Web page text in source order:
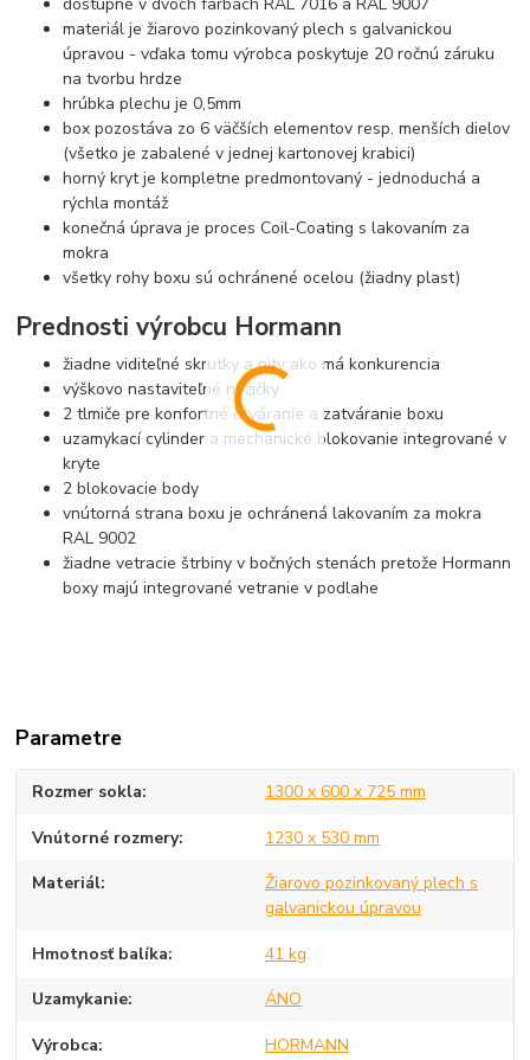
materiál je žiarovo pozinkovaný plech s galvanickou
úpravou - vďaka tomu výrobca poskytuje 20 ročnú záruku
na tvorbu hrdze
hrúbka plechu je 0,5mm
box pozostáva zo 6 väčších elementov resp. menších dielov
(všetko je zabalené v jednej kartonovej krabici)
horný kryt je kompletne predmontovaný - jednoduchá a
rýchla montáž
konečná úprava je proces Coil-Coating s lakovaním za
mokra
všetky rohy boxu sú ochránené ocelou (žiadny plast)
Prednosti výrobcu Hormann
žiadne viditeľné skrutky a nity ako má konkurencia
výškovo nastaviteľné nožičky
2 tlmiče pre konfortné otváranie a zatváranie boxu
uzamykací cylinder a mechanické blokovanie integrované v
kryte
2 blokovacie body
vnútorná strana boxu je ochránená lakovaním za mokra
RAL 9002
žiadne vetracie štrbiny v bočných stenách pretože Hormann
boxy majú integrované vetranie v podlahe
Parametre
Rozmer sokla 1300 x 600 x 725 mm
Vnútorné rozmery 1230 x 530 mm
Materiál
Žiarovo pozinkovaný plech s
galvanickou úpravou
Hmotnosť balíka 41 kg
Uzamykanie ÁNO
Výrobca HORMANN